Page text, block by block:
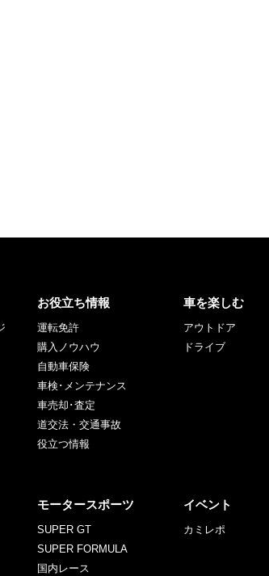
お役立ち情報
運転免許
購入ノウハウ
自動車保険
車検･メンテナンス
車売却･査定
道交法・交通事故
役立つ情報
車を楽しむ
アウトドア
ドライブ
モータースポーツ
SUPER GT
SUPER FORMULA
国内レース
イベント
カミレポ